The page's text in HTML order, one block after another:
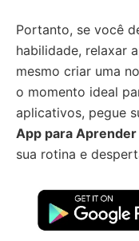
Portanto, se você
habilidade, relaxar
mesmo criar uma
o momento ideal
aplicativos, pegue
App para
sua rotina e